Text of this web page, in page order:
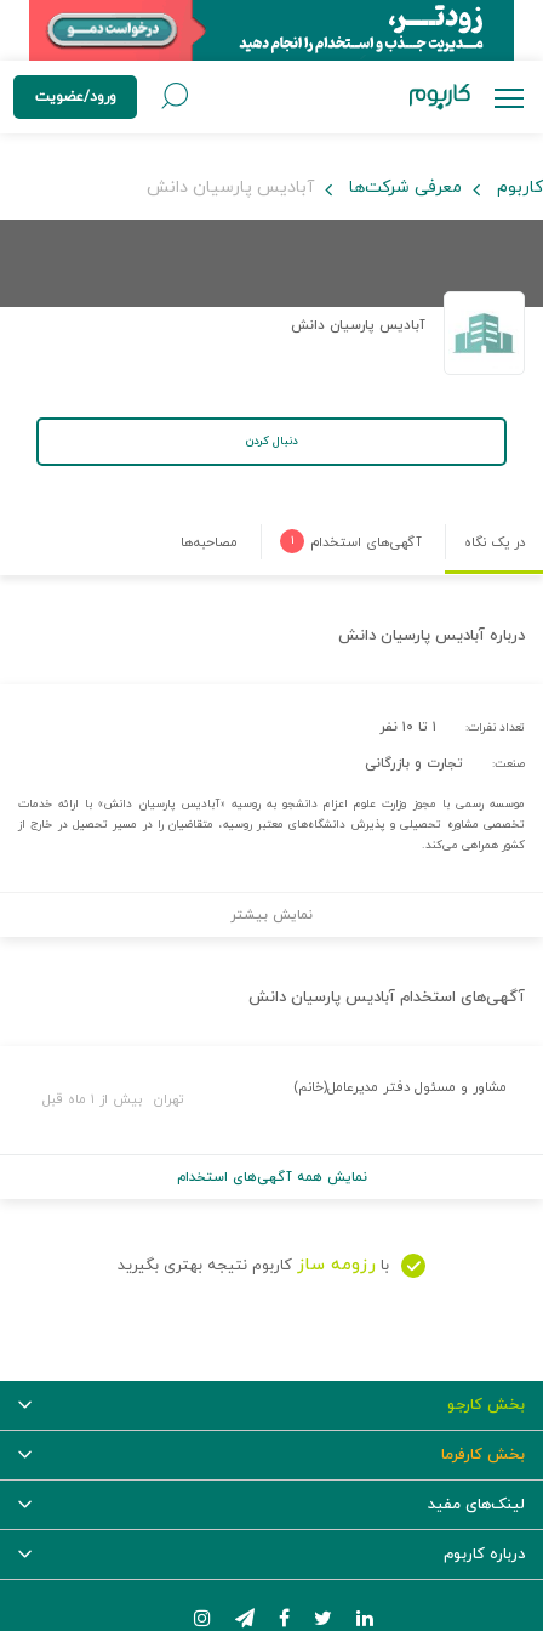
ورود/عضویت
کاربوم معرفی شرکت‌ها آبادیس پارسیان دانش
آبادیس پارسیان دانش
دنبال کردن
در یک نگاه آگهی‌های استخدام ۱ مصاحبه‌ها
درباره آبادیس پارسیان دانش
تعداد نفرات: ۱ تا ۱۰ نفر
صنعت: تجارت و بازرگانی
موسسه رسمی با مجوز وزارت علوم اعزام دانشجو به روسیه «آبادیس پارسیان دانش» با ارائه خدمات
تخصصی مشاوره تحصیلی و پذیرش دانشگاه‌های معتبر روسیه، متقاضیان را در مسیر تحصیل در خارج از
کشور همراهی می‌کند.
نمایش بیشتر
آگهی‌های استخدام آبادیس پارسیان دانش
مشاور و مسئول دفتر مدیرعامل(خانم)
تهران بیش از ۱ ماه قبل
نمایش همه آگهی‌های استخدام
با رزومه ساز کاربوم نتیجه بهتری بگیرید
بخش کارجو
بخش کارفرما
لینک‌های مفید
درباره کاربوم